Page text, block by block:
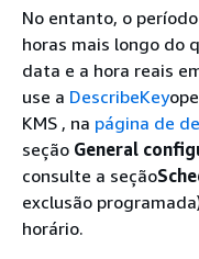
No entanto, o
horas mais longo do
data e a hora reais
use a DescribeKey
KMS , na página de
seção General
consulte a seção
exclusão
horário.